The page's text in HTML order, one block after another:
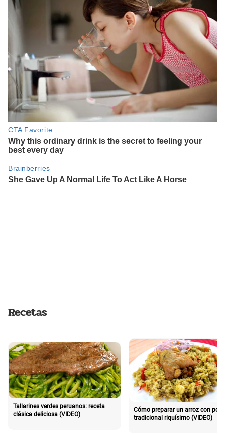
Recetas
Tallarines verdes peruanos: receta
clásica deliciosa (VIDEO)
Cómo preparar un arroz con pollo
tradicional riquísimo (VIDEO)